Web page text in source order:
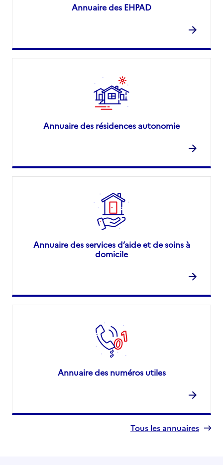
Annuaire des EHPAD
Annuaire des résidences autonomie
Annuaire des services d’aide et de soins à
domicile
Annuaire des numéros utiles
Tous les annuaires